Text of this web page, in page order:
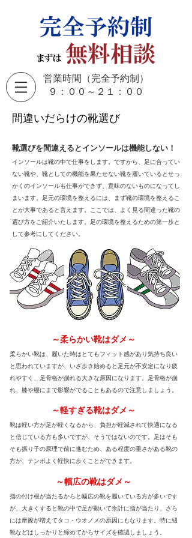
営業時間（完全予約制）
​９：００～２１：００
間違いだらけの靴選び
靴選びを間違えるとインソールは機能しない！
インソールは靴の中で仕事をします。ですから、足に合ってい
ない靴や、靴としての機能を果たせない靴を履いているとせっ
かくのインソールも仕事ができず、意味のないものになってし
まいます。足元の環境を整えるには、まず靴の環境を整えるこ
とが大事であると言えます。ここでは、よく見る間違った靴の
選び方をご紹介いたします。足の環境を整えるための第一歩と
して参考にしてください。
～柔らかい靴はダメ～
柔らかい靴は、履いた時はとてもフィット感があり気持ち良い
と思われていますが、いざ歩き始めると足元が不安定になり疲
れやすく、足骨格が崩れる大きな原因になります。足骨格が崩
れ、膝や腰にまで影響がでることもあるので注意しましょう。
～軽すぎる靴はダメ～
靴は軽い方が足が軽くなるから、負担が軽減されて快適になる
と信じている方も多いですが、そうではないのです。足はそも
そも振り子の原理で前に進むため、ある程度の重さがある靴の
方が、テンポよく軽快に歩くことができます。
～幅広の靴はダメ～
指の付け根が当たるからと幅広の靴を履いている方が多いです
が、大きくすると靴の中で足が動いて余計に指が当たり、さら
には摩擦が増えてタコ・ウオノメの原因にもなります。特に紐
靴などはしっかりと締めてからサイズを確認しましょう。